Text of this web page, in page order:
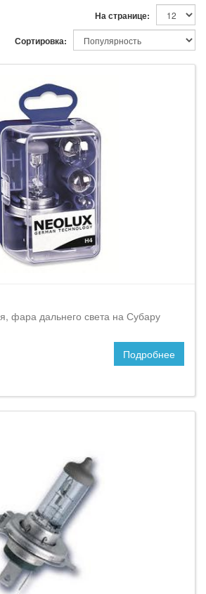
На странице:
Сортировка:
фара дальнего света на Субару
Подробнее